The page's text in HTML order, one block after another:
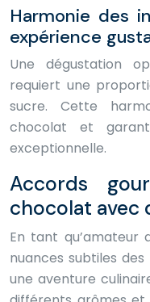
Harmonie des
expérience
Une dégustation
requiert une
sucre. Cette
chocolat et
exceptionnelle.
Accords
chocolat avec
En tant qu’amateur
nuances subtiles
une aventure